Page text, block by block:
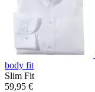
body fit
Slim Fit
59,95 €